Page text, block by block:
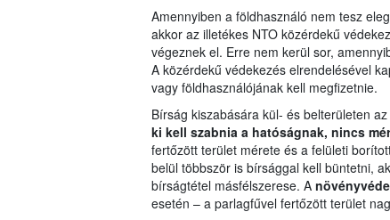
Amennyiben a földhasználó nem tesz
akkor az illetékes NTO közérdekű
végeznek el. Erre nem kerül sor,
A közérdekű védekezés elrendelésével
vagy földhasználójának kell megfizetnie.
Bírság kiszabására kül- és belterületen
ki kell szabnia a hatóságnak, nincs
fertőzött terület mérete és a felületi
belül többször is bírsággal kell büntetni,
bírságtétel másfélszerese. A
esetén – a parlagfűvel fertőzött terület